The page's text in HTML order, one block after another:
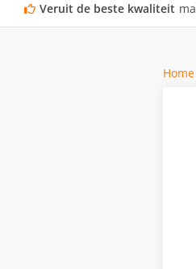
Veruit de beste kwaliteit
Home